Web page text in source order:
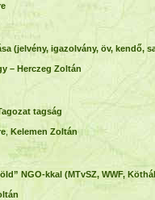
(jelvény, igazolvány, öv, kendő,
– Herczeg Zoltán
tagság
, Kelemen Zoltán
NGO-kkal (MTvSZ, WWF,